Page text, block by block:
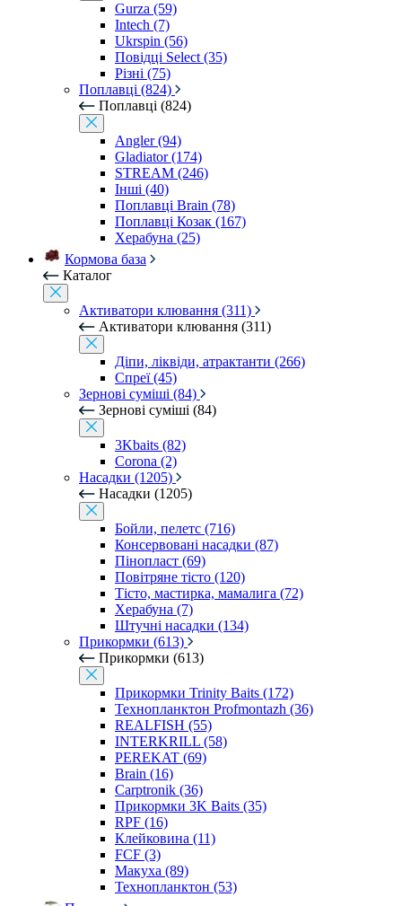
Gurza (59)
Intech (7)
Ukrspin (56)
Повідці Select (35)
Різні (75)
Поплавці (824)
Поплавці (824)
Angler (94)
Gladiator (174)
STREAM (246)
Інші (40)
Поплавці Brain (78)
Поплавці Козак (167)
Херабуна (25)
Кормова база
Каталог
Активатори клювання (311)
Активатори клювання (311)
Діпи, ліквіди, атрактанти (266)
Спреї (45)
Зернові суміші (84)
Зернові суміші (84)
3Kbaits (82)
Corona (2)
Насадки (1205)
Насадки (1205)
Бойли, пелетс (716)
Консервовані насадки (87)
Пінопласт (69)
Повітряне тісто (120)
Тісто, мастирка, мамалига (72)
Херабуна (7)
Штучні насадки (134)
Прикормки (613)
Прикормки (613)
Прикормки Trinity Baits (172)
Технопланктон Profmontazh (36)
REALFISH (55)
INTERKRILL (58)
PEREKAT (69)
Brain (16)
Carptronik (36)
Прикормки 3K Baits (35)
RPF (16)
Клейковина (11)
FCF (3)
Макуха (89)
Технопланктон (53)